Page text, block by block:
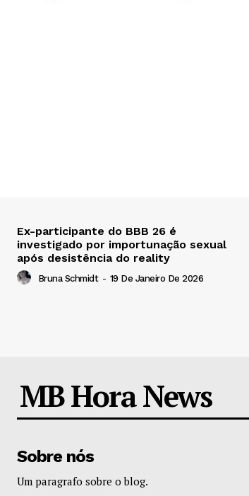
Ex-participante do BBB 26 é
investigado por importunação sexual
após desistência do reality
Bruna Schmidt - 19 De Janeiro De 2026
MB Hora News
Sobre nós
Um paragrafo sobre o blog.